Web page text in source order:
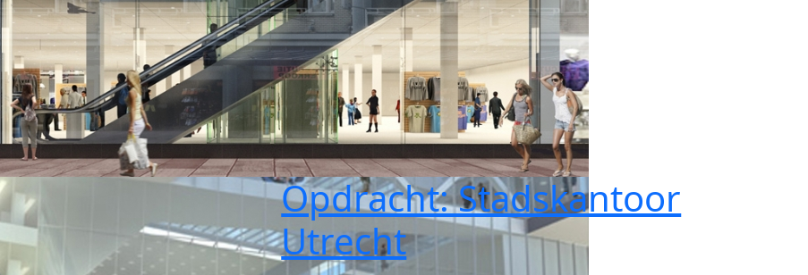
Opdracht: Stadskantoor
Utrecht